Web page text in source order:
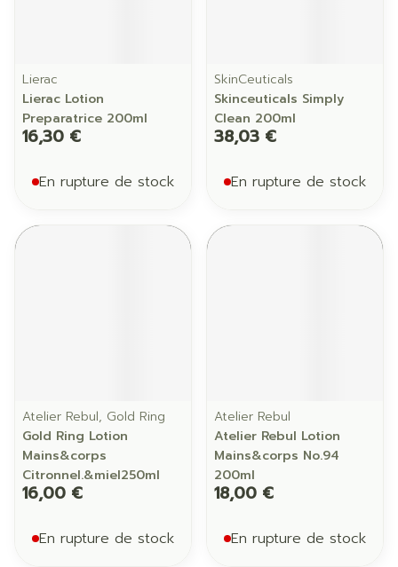
Lierac
Lierac Lotion
Preparatrice 200ml
16,30 €
En rupture de stock
SkinCeuticals
Skinceuticals Simply
Clean 200ml
38,03 €
En rupture de stock
Atelier Rebul, Gold Ring
Gold Ring Lotion
Mains&corps
Citronnel.&miel250ml
16,00 €
En rupture de stock
Atelier Rebul
Atelier Rebul Lotion
Mains&corps No.94
200ml
18,00 €
En rupture de stock